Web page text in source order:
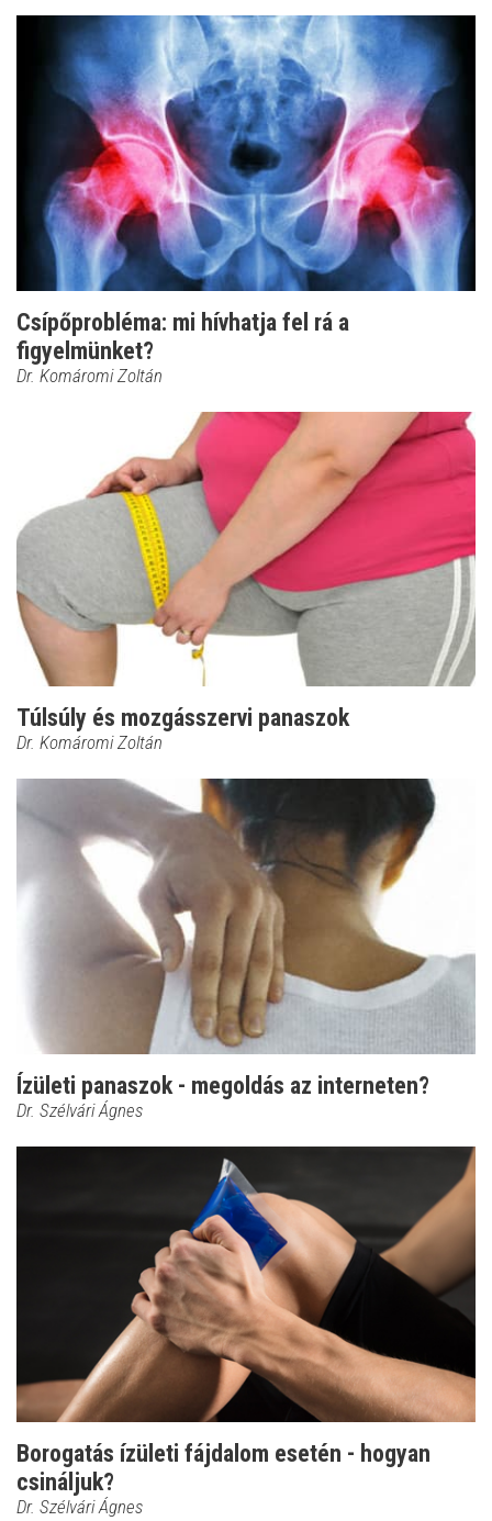
Csípőprobléma: mi hívhatja fel rá a
figyelmünket?
Dr. Komáromi Zoltán
Túlsúly és mozgásszervi panaszok
Dr. Komáromi Zoltán
Ízületi panaszok - megoldás az interneten?
Dr. Szélvári Ágnes
Borogatás ízületi fájdalom esetén - hogyan
csináljuk?
Dr. Szélvári Ágnes